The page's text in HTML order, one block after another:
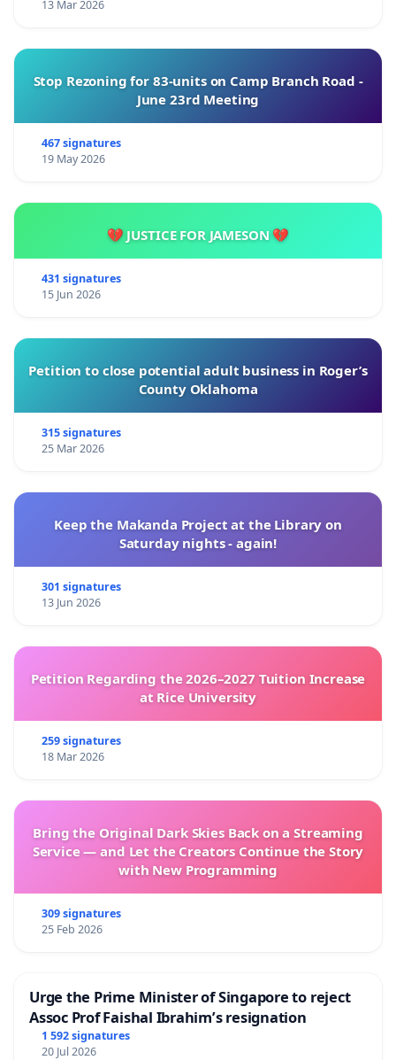
13 Mar 2026
Stop Rezoning for 83-units on Camp Branch Road -
June 23rd Meeting
467 signatures
19 May 2026
💔 JUSTICE FOR JAMESON 💔
431 signatures
15 Jun 2026
Petition to close potential adult business in Roger’s
County Oklahoma
315 signatures
25 Mar 2026
Keep the Makanda Project at the Library on
Saturday nights - again!
301 signatures
13 Jun 2026
Petition Regarding the 2026–2027 Tuition Increase
at Rice University
259 signatures
18 Mar 2026
Bring the Original Dark Skies Back on a Streaming
Service — and Let the Creators Continue the Story
with New Programming
309 signatures
25 Feb 2026
Urge the Prime Minister of Singapore to reject
Assoc Prof Faishal Ibrahim’s resignation
1 592 signatures
20 Jul 2026